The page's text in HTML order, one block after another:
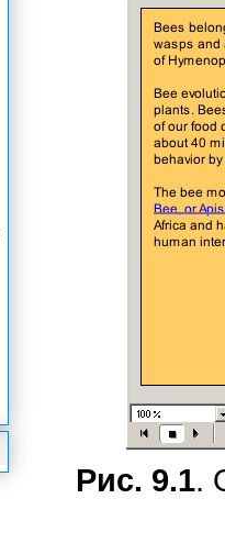
Рис. 9.1.